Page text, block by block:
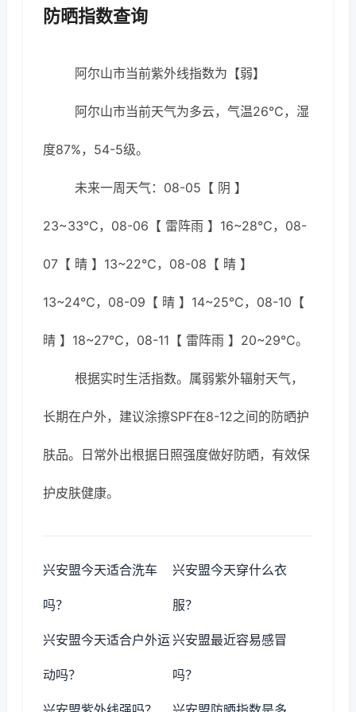
防晒指数查询
阿尔山市当前紫外线指数为【弱】
阿尔山市当前天气为多云，气温26℃，湿
度87%，54-5级。
未来一周天气：08-05【 阴 】
23~33℃，08-06【 雷阵雨 】16~28℃，08-
07【 晴 】13~22℃，08-08【 晴 】
13~24℃，08-09【 晴 】14~25℃，08-10【
晴 】18~27℃，08-11【 雷阵雨 】20~29℃。
根据实时生活指数。属弱紫外辐射天气，
长期在户外，建议涂擦SPF在8-12之间的防晒护
肤品。日常外出根据日照强度做好防晒，有效保
护皮肤健康。
兴安盟今天适合洗车
吗？
兴安盟今天穿什么衣
服？
兴安盟今天适合户外运
动吗？
兴安盟最近容易感冒
吗？